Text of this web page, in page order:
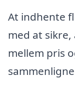
At indhente
med at
mellem pris